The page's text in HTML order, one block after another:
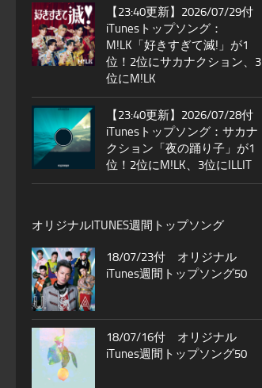
【23:40更新】2026/07/29付
iTunesトップソング：
M!LK「好きすぎて滅!」が1
位！2位にサカナクション、3
位にM!LK
【23:40更新】2026/07/28付
iTunesトップソング：サカナ
クション「夜の踊り子」が1
位！2位にM!LK、3位にILLIT
オリジナルITUNES週間トップソング
18/07/23付 オリジナル
iTunes週間トップソング50
18/07/16付 オリジナル
iTunes週間トップソング50